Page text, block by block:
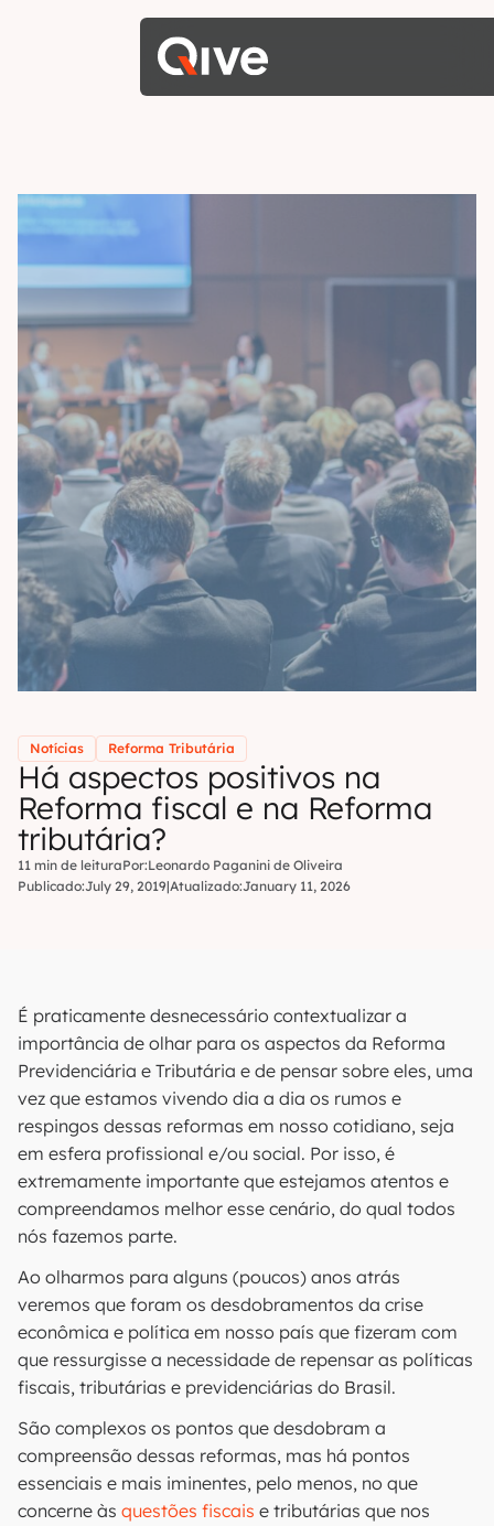
Notícias Reforma Tributária
Há aspectos positivos na
Reforma fiscal e na Reforma
tributária?
11 min de leituraPor:Leonardo Paganini de Oliveira
Publicado:July 29, 2019|Atualizado:January 11, 2026
É praticamente desnecessário contextualizar a
importância de olhar para os aspectos da Reforma
Previdenciária e Tributária e de pensar sobre eles, uma
vez que estamos vivendo dia a dia os rumos e
respingos dessas reformas em nosso cotidiano, seja
em esfera profissional e/ou social. Por isso, é
extremamente importante que estejamos atentos e
compreendamos melhor esse cenário, do qual todos
nós fazemos parte.
Ao olharmos para alguns (poucos) anos atrás
veremos que foram os desdobramentos da crise
econômica e política em nosso país que fizeram com
que ressurgisse a necessidade de repensar as políticas
fiscais, tributárias e previdenciárias do Brasil.
São complexos os pontos que desdobram a
compreensão dessas reformas, mas há pontos
essenciais e mais iminentes, pelo menos, no que
concerne às questões fiscais e tributárias que nos